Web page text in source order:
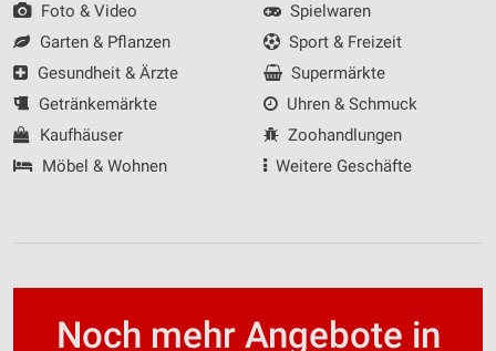
Foto & Video
Garten & Pflanzen
Gesundheit & Ärzte
Getränkemärkte
Kaufhäuser
Möbel & Wohnen
Spielwaren
Sport & Freizeit
Supermärkte
Uhren & Schmuck
Zoohandlungen
Weitere Geschäfte
Noch mehr Angebote in